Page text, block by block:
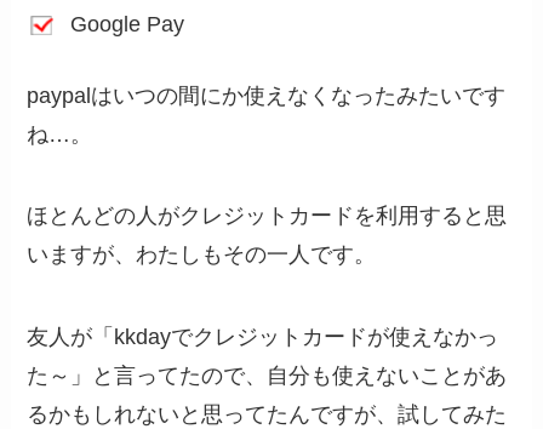
Google Pay
paypalはいつの間にか使えなくなったみたいです
ね…。
ほとんどの人がクレジットカードを利用すると思
いますが、わたしもその一人です。
友人が「kkdayでクレジットカードが使えなかっ
た～」と言ってたので、自分も使えないことがあ
るかもしれないと思ってたんですが、試してみた